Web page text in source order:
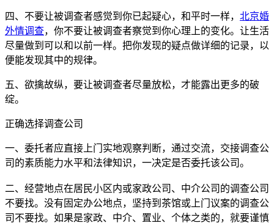
四、不要让被调查者感觉到你已起疑心，和平时一样， 北京婚
外情调查，你不要让被调查者察觉到你心理上的变化。让生活
尽量做到可以和以前一样。把你发现的疑点做详细的记录，以
便能发现其中的规律。
五、欲擒故纵，要让被调查者尽量放松，才能露出更多的破
绽。
正确选择调查公司
一、委托者应直接上门实地观察判断，通过交流，交接调查公
司的素质能力水平和法律知识，一决定是否委托该公司。
二、经营地点在居民小区内或家政公司、中介公司的调查公司
不要找。没有固定办公地点，坚持到茶馆或上门议案的调查公
司不要找。如果是家政、中介、置业、个体之类的，就要谨慎